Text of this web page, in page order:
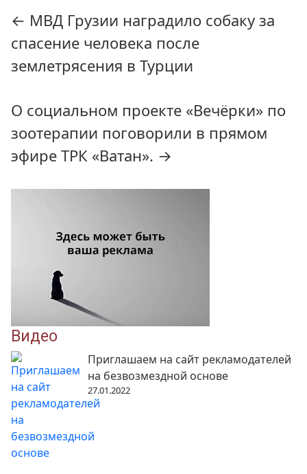
по
записям
← МВД Грузии наградило собаку за
спасение человека после
землетрясения в Турции
О социальном проекте «Вечёрки» по
зоотерапии поговорили в прямом
эфире ТРК «Ватан». →
Видео
Приглашаем на сайт рекламодателей
на безвозмездной основе
27.01.2022